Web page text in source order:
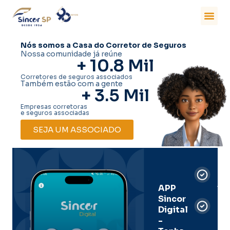
Nós somos a Casa do Corretor de Seguros
Nossa comunidade já reúne
+ 10.8 Mil
Corretores de seguros associados
Também estão com a gente
+ 3.5 Mil
Empresas corretoras
e seguros associadas
SEJA UM ASSOCIADO
APP
Sincor
Digital
-